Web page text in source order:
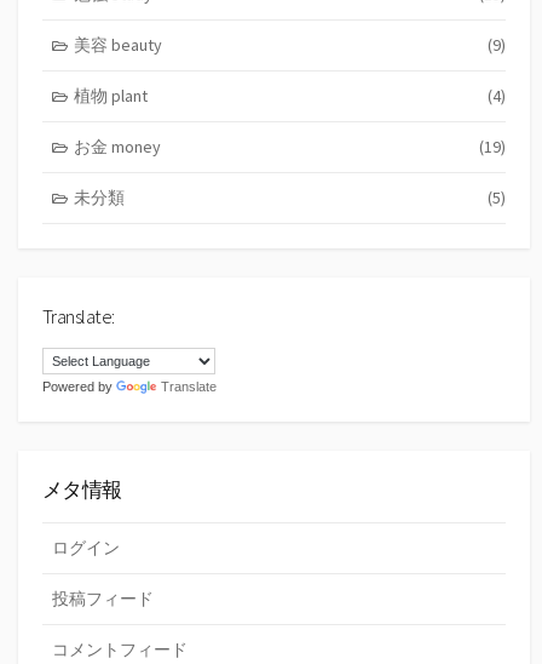
美容 beauty (9)
植物 plant (4)
お金 money (19)
未分類 (5)
Translate:
Powered by Translate
メタ情報
ログイン
投稿フィード
コメントフィード